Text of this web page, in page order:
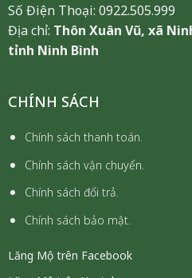
Số Điện Thoại: 0922.505.999
Địa chỉ: Thôn Xuân Vũ, xã
tỉnh Ninh Bình
CHÍNH SÁCH
Chính sách thanh toán.
Chính sách vận chuyển.
Chính sách đổi trả.
Chính sách bảo mật.
Lăng Mộ trên Facebook